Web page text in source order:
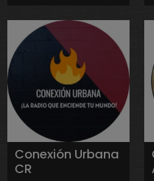
Conexión Urbana
CR